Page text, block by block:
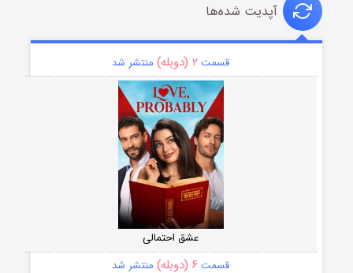
آپدیت شده‌ها
قسمت ۲ (دوبله) منتشر شد
عشق احتمالی
قسمت ۶ (دوبله) منتشر شد